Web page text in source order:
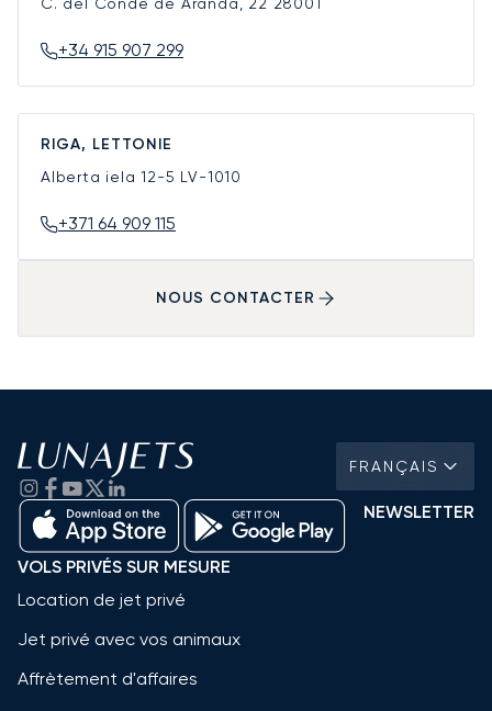
+34 915 907 299
RIGA, LETTONIE
Alberta iela 12-5 LV-1010
+371 64 909 115
NOUS CONTACTER
FRANÇAIS
NEWSLETTER
VOLS PRIVÉS SUR MESURE
Location de jet privé
Jet privé avec vos animaux
Affrètement d'affaires